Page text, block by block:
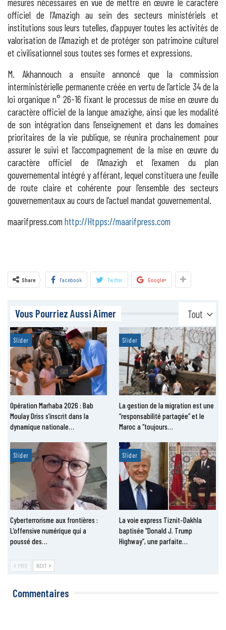
mesures nécessaires en vue de mettre en œuvre le caractère
officiel de l’Amazigh au sein des secteurs ministériels et
institutions sous leurs tutelles, d’appuyer toutes les activités de
valorisation de l’Amazigh et de protéger son patrimoine culturel
et civilisationnel sous toutes ses formes et expressions.
M. Akhannouch a ensuite annoncé que la commission
interministérielle permanente créée en vertu de l’article 34 de la
loi organique n° 26-16 fixant le processus de mise en œuvre du
caractère officiel de la langue amazighe, ainsi que les modalité
de son intégration dans l’enseignement et dans les domaines
prioritaires de la vie publique, se réunira prochainement pour
assurer le suivi et l’accompagnement de la mise en œuvre du
caractère officiel de l’Amazigh et l’examen du plan
gouvernemental intégré y afférant, lequel constituera une feuille
de route claire et cohérente pour l’ensemble des secteurs
gouvernementaux au cours de l’actuel mandat gouvernemental.
maarifpress.com http://Htpps://maarifpress.com
Share Facebook Twitter Google+
Tout
Vous Pourriez Aussi Aimer
Slider
Opération Marhaba 2026 : Bab
Moulay Driss s’inscrit dans la
dynamique nationale…
Slider
La gestion de la migration est une
“responsabilité partagée” et le
Maroc a “toujours…
Slider
Cyberterrorisme aux frontières :
L’offensive numérique qui a
poussé des…
Slider
La voie express Tiznit-Dakhla
baptisée “Donald J. Trump
Highway”, une parfaite…
PREV NEXT
Commentaires